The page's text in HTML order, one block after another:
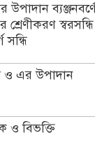
উপাদান
শ্রেণীকরণ
সন্ধি
ও এর উপাদান
ও বিভক্তি